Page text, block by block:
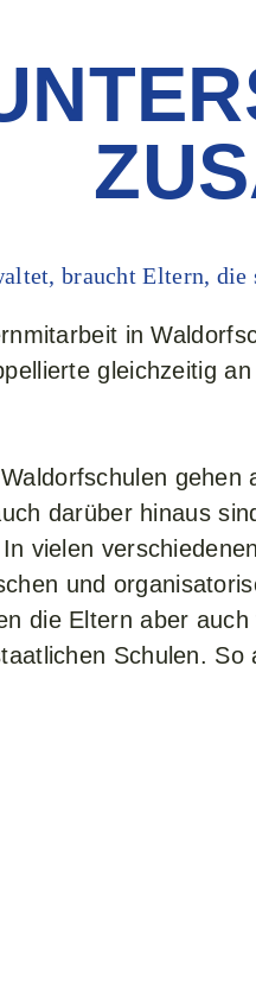
braucht Eltern, die
in
gleichzeitig an
gehen
darüber hinaus
vielen
und
die Eltern aber auch
Schulen. So